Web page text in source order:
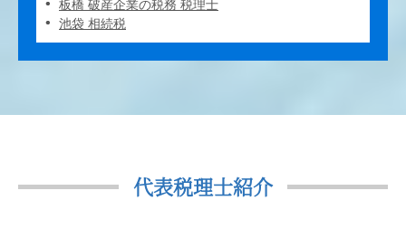
板橋 破産企業の税務 税理士
池袋 相続税
代表税理士紹介